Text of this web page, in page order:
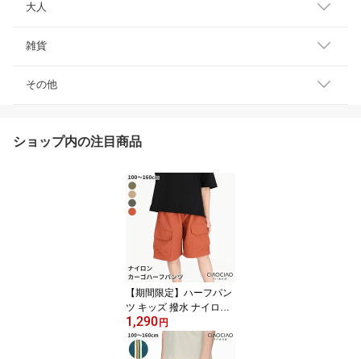
大人
雑貨
その他
ショップ内の注目商品
【期間限定】ハーフパン
ツ キッズ 撥水 ナイロン
カーゴパンツ ズボン ハ
ーフ丈 男の子 子供服 ボ
トムス シャカシャカ ウ
1,290 円